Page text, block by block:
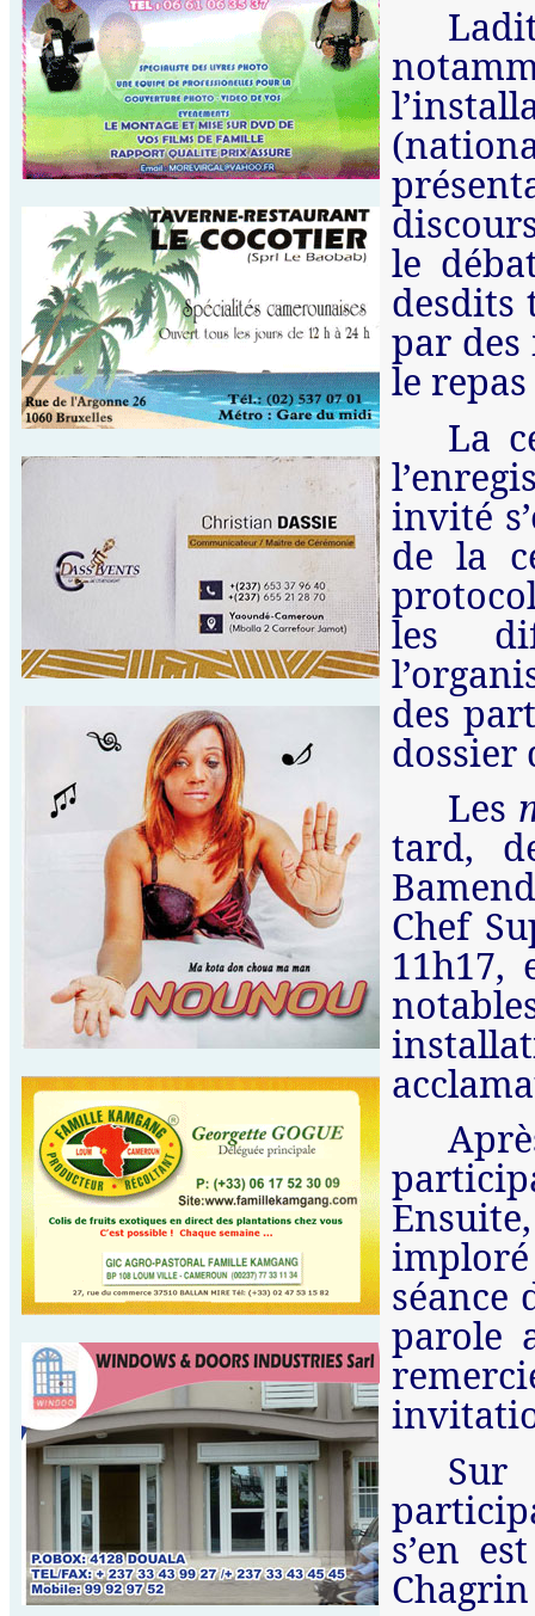
le
desdits
par des
le
La
invité
de la
les
des
dossier
Les
tard,
Chef
11h17,
séance
parole
Sur
s’en